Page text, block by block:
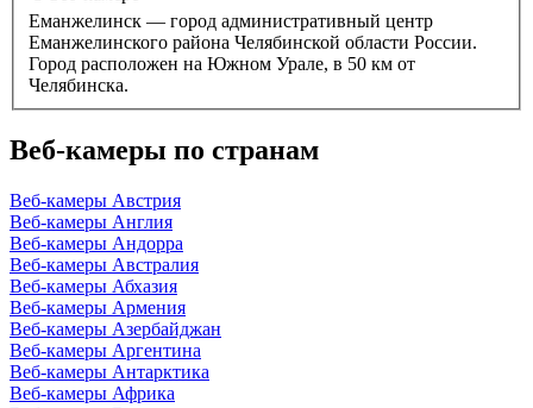
Еманжелинск — город административный центр
Еманжелинского района Челябинской области России.
Город расположен на Южном Урале, в 50 км от
Челябинска.
Веб-камеры по странам
Веб-камеры Австрия
Веб-камеры Англия
Веб-камеры Андорра
Веб-камеры Австралия
Веб-камеры Абхазия
Веб-камеры Армения
Веб-камеры Азербайджан
Веб-камеры Аргентина
Веб-камеры Антарктика
Веб-камеры Африка